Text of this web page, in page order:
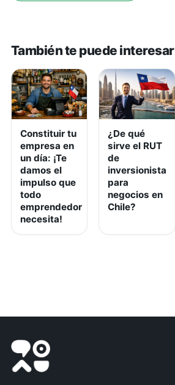
También te puede interesar
Constituir tu
empresa en
un día: ¡Te
damos el
impulso que
todo
emprendedor
necesita!
¿De qué
sirve el RUT
de
inversionista
para
negocios en
Chile?